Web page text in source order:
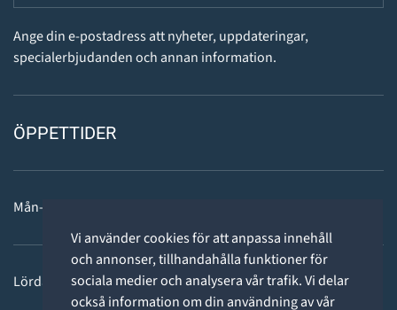
Vi använder cookies för att anpassa innehåll
och annonser, tillhandahålla funktioner för
sociala medier och analysera vår trafik. Vi delar
också information om din användning av vår
Ange din e-postadress att nyheter, uppdateringar,
specialerbjudanden och annan information.
ÖPPETTIDER
Mån-fre: 11 - 18
Lördag: 11-15